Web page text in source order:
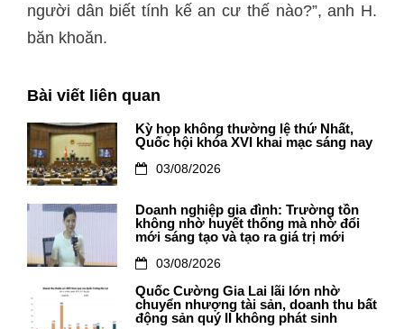
người dân biết tính kế an cư thế nào?”, anh H.
băn khoăn.
Bài viết liên quan
Kỳ họp không thường lệ thứ Nhất,
Quốc hội khóa XVI khai mạc sáng nay
03/08/2026
Doanh nghiệp gia đình: Trường tồn
không nhờ huyết thống mà nhờ đổi
mới sáng tạo và tạo ra giá trị mới
03/08/2026
Quốc Cường Gia Lai lãi lớn nhờ
chuyển nhượng tài sản, doanh thu bất
động sản quý II không phát sinh